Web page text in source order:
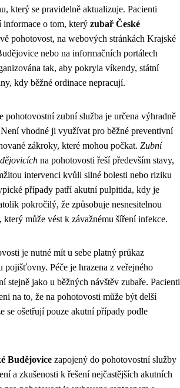
který se pravidelně aktualizuje. Pacienti
informace o tom, který zubař České
pohotovost, na webových stránkách Krajské
nebo na informačních portálech
tak, aby pokryla víkendy, státní
kdy běžné ordinace nepracují.
pohotovostní zubní služba je určena výhradně
vhodné ji využívat pro běžné preventivní
zákroky, které mohou počkat. Zubní
na pohotovosti řeší především stavy,
intervenci kvůli silné bolesti nebo riziku
případy patří akutní pulpitida, kdy je
pokročilý, že způsobuje nesnesitelnou
který může vést k závažnému šíření infekce.
je nutné mít u sebe platný průkaz
pojišťovny. Péče je hrazena z veřejného
stejně jako u běžných návštěv zubaře. Pacienti
na to, že na pohotovosti může být delší
se ošetřují pouze akutní případy podle
Budějovice zapojený do pohotovostní služby
a zkušenosti k řešení nejčastějších akutních